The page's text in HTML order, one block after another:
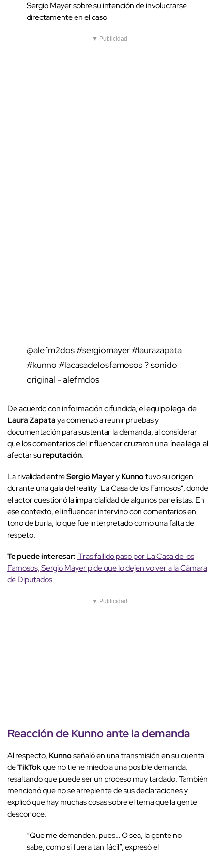
Sergio Mayer sobre su intención de involucrarse
directamente en el caso.
▼ Publicidad
@alefm2dos#sergiomayer#laurazapata
#kunno #lacasadelosfamosos? sonido
original - alefmdos
De acuerdo con información difundida, el equipo legal de
Laura Zapataya comenzó a reunir pruebas y
documentación para sustentar la demanda, al considerar
que los comentarios del influencer cruzaron una línea legal al
afectar sureputación.
La rivalidad entreSergio MayeryKunnotuvo su origen
durante una gala del reality "La Casa de los Famosos", donde
el actor cuestionó la imparcialidad de algunos panelistas. En
ese contexto, el influencer intervino con comentarios en
tono de burla, lo que fue interpretado como una falta de
respeto.
Te puede interesar: Tras fallido paso por La Casa de los
Famosos, Sergio Mayer pide que lo dejen volver a la Cámara
de Diputados
▼ Publicidad
Reacción de Kunno ante la demanda
Al respecto, Kunnoseñaló en una transmisión en su cuenta
deTikTokque no tiene miedo a una posible demanda,
resaltando que puede ser un proceso muy tardado. También
mencionó que no se arrepiente de sus declaraciones y
explicó que hay muchas cosas sobre el tema que la gente
desconoce.
“Que me demanden, pues… O sea, la gente no
sabe, como si fuera tan fácil”, expresó el